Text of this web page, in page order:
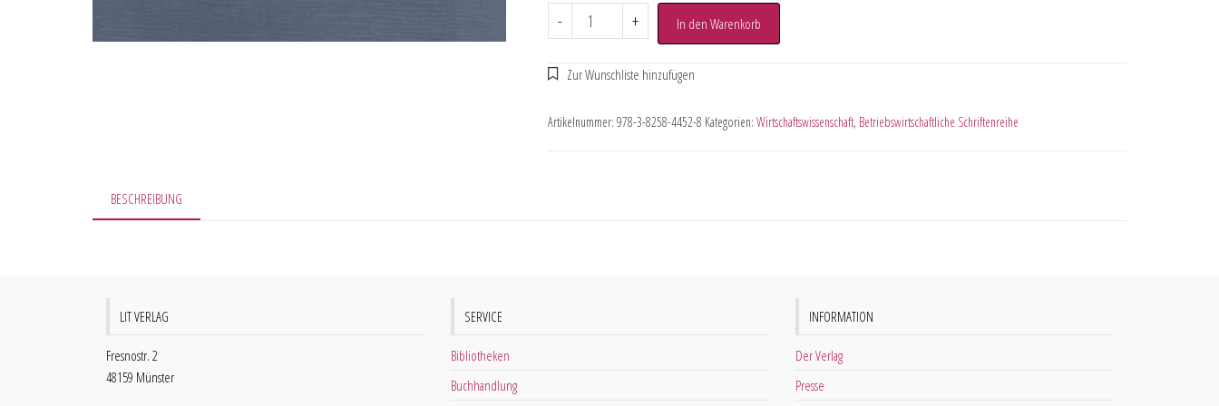
- + In den Warenkorb
Artikelnummer: 978-3-8258-4452-8 Kategorien: Wirtschaftswissenschaft, Betriebswirtschaftliche Schriftenreihe
BESCHREIBUNG
LIT VERLAG
Fresnostr. 2
48159 Münster
SERVICE
Bibliotheken
Buchhandlung
INFORMATION
Der Verlag
Presse